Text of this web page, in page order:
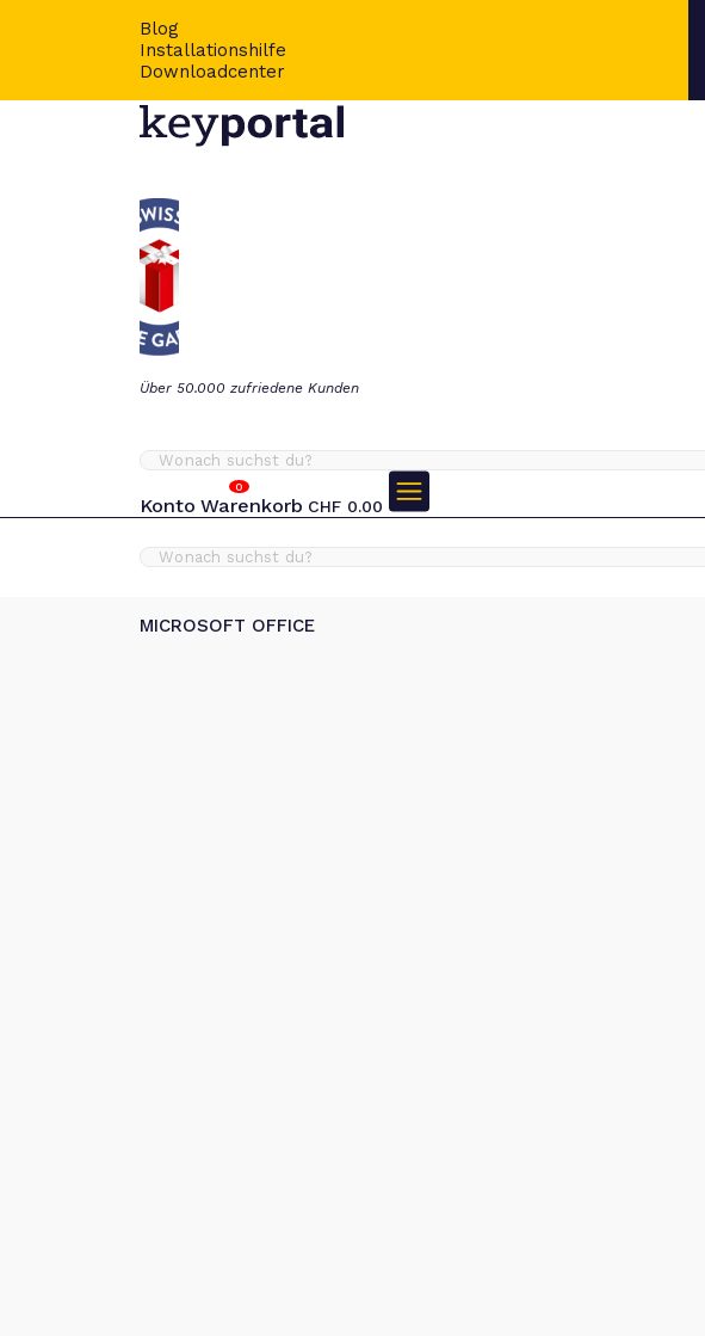
Blog
Installationshilfe
Downloadcenter
Über 50.000 zufriedene Kunden
Konto
0
Warenkorb CHF 0.00
MICROSOFT OFFICE